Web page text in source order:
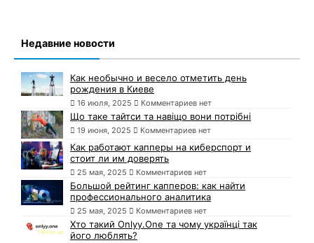
Недавние новости
Как необычно и весело отметить день
рождения в Киеве
16 июля, 2025 Комментариев нет
Що таке тайтси та навіщо вони потрібні
19 июня, 2025 Комментариев нет
Как работают капперы на киберспорт и
стоит ли им доверять
25 мая, 2025 Комментариев нет
Большой рейтинг капперов: как найти
профессионального аналитика
25 мая, 2025 Комментариев нет
Хто такий Onlyy.One та чому українці так
його люблять?